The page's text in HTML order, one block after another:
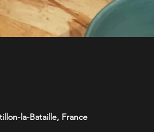
la-Bataille, France